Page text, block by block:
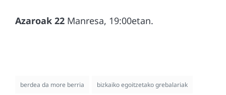
Azaroak 22 Manresa, 19:00etan.
berdea da more berria bizkaiko egoitzetako grebalariak